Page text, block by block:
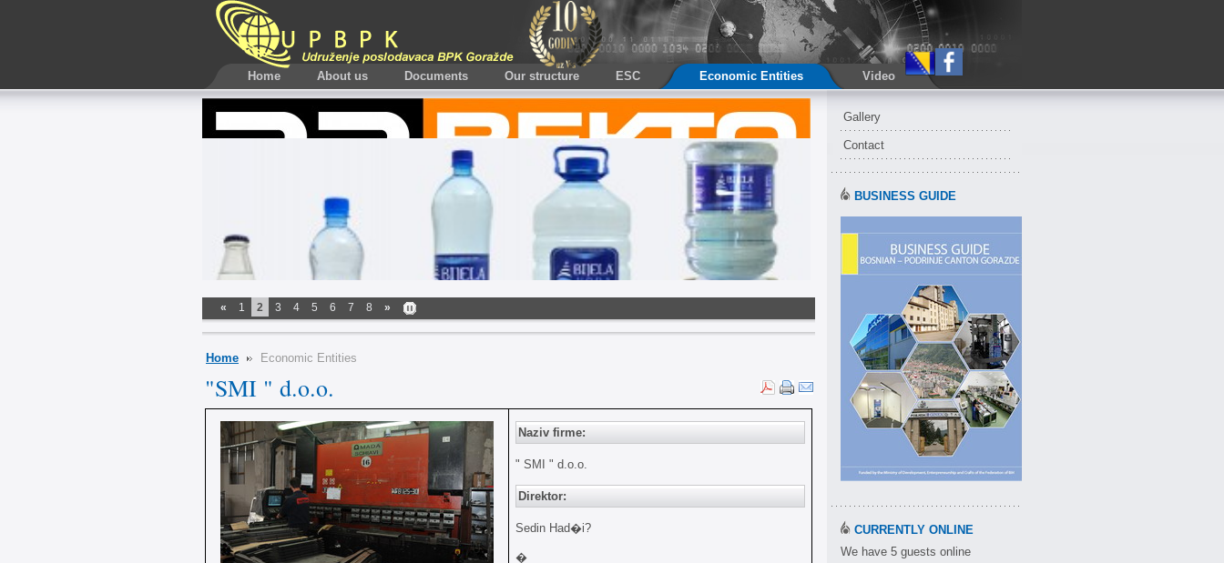
Home About us Documents Our structure ESC Economic Entities Video
« 1 2 3 4 5 6 7 8 »
Home Economic Entities
"SMI " d.o.o.
Naziv firme:
" SMI " d.o.o.
Direktor:
Sedin Had�i?
�
Gallery
Contact
BUSINESS GUIDE
CURRENTLY ONLINE
We have 5 guests online